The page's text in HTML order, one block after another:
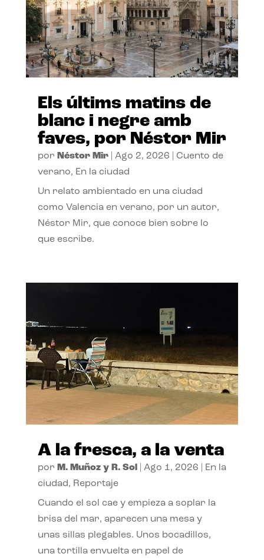
Els últims matins de
blanc i negre amb
faves, por Néstor Mir
por Néstor Mir| Ago 2, 2026
Cuento de
verano, En la ciudad
Un relato ambientado en una ciudad
como Valencia en verano, por un autor,
Néstor Mir, que conoce bien sobre lo
que escribe.
A la fresca, a la venta
por M. Muñoz y R. Sol| Ago 1, 2026
En la
ciudad, Reportaje
Cuando el sol cae y empieza a soplar la
brisa del mar, aparecen una mesa y
unas sillas plegables. Unos bocadillos,
una tortilla envuelta en papel de